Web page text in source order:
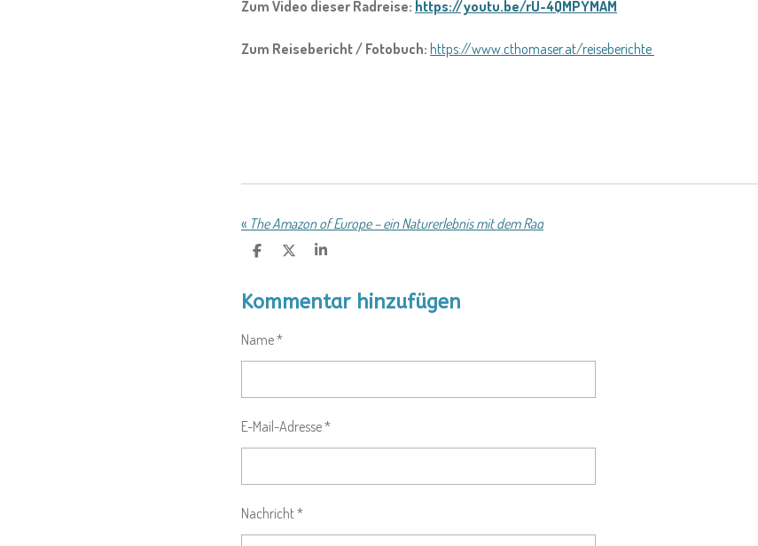
Zum Video dieser Radreise: https://youtu.be/rU-4QMPYMAM
Zum Reisebericht / Fotobuch: https://www.cthomaser.at/reiseberichte
« The Amazon of Europe – ein Naturerlebnis mit dem Rad
T
L
E
T
L
E
T
L
E
Kommentar hinzufügen
Name *
E-Mail-Adresse *
Nachricht *